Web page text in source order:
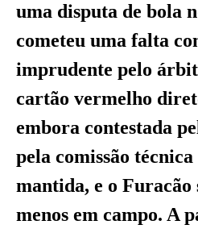
uma disputa de bola
cometeu uma falta
imprudente pelo
cartão vermelho
embora contestada
pela comissão
mantida, e o Furacão
menos em campo. A